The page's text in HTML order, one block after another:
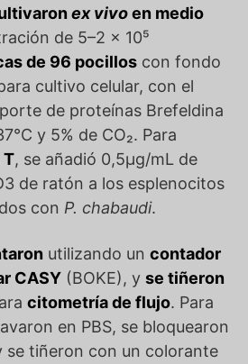
ex vivoen medio
de 5–2 x 10⁵
de 96 pocillos con fondo
cultivo celular, con el
de proteínas Brefeldina
y 5% de CO₂. Para
T, se añadió 0,5μg/mL de
de ratón a los esplenocitos
con P. chabaudi.
utilizando un contador
CASY (BOKE), y se tiñeron
citometría de flujo. Para
en PBS, se bloquearon
se tiñeron con un colorante